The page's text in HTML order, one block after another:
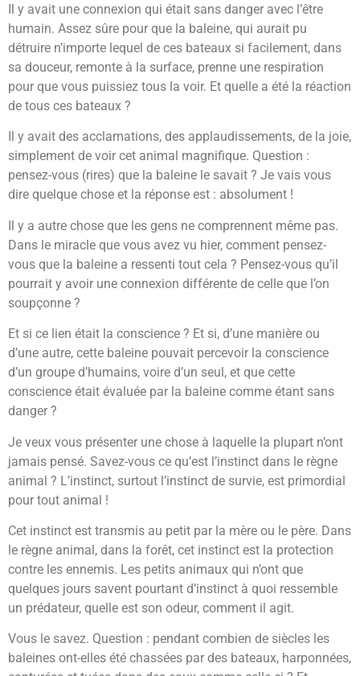
Il y avait une connexion qui était sans danger avec l’être
humain. Assez sûre pour que la baleine, qui aurait pu
détruire n’importe lequel de ces bateaux si facilement, dans
sa douceur, remonte à la surface, prenne une respiration
pour que vous puissiez tous la voir. Et quelle a été la réaction
de tous ces bateaux ?
Il y avait des acclamations, des applaudissements, de la joie,
simplement de voir cet animal magnifique. Question :
pensez-vous (rires) que la baleine le savait ? Je vais vous
dire quelque chose et la réponse est : absolument !
Il y a autre chose que les gens ne comprennent même pas.
Dans le miracle que vous avez vu hier, comment pensez-
vous que la baleine a ressenti tout cela ? Pensez-vous qu’il
pourrait y avoir une connexion différente de celle que l’on
soupçonne ?
Et si ce lien était la conscience ? Et si, d’une manière ou
d’une autre, cette baleine pouvait percevoir la conscience
d’un groupe d’humains, voire d’un seul, et que cette
conscience était évaluée par la baleine comme étant sans
danger ?
Je veux vous présenter une chose à laquelle la plupart n’ont
jamais pensé. Savez-vous ce qu’est l’instinct dans le règne
animal ? L’instinct, surtout l’instinct de survie, est primordial
pour tout animal !
Cet instinct est transmis au petit par la mère ou le père. Dans
le règne animal, dans la forêt, cet instinct est la protection
contre les ennemis. Les petits animaux qui n’ont que
quelques jours savent pourtant d’instinct à quoi ressemble
un prédateur, quelle est son odeur, comment il agit.
Vous le savez. Question : pendant combien de siècles les
baleines ont-elles été chassées par des bateaux, harponnées,